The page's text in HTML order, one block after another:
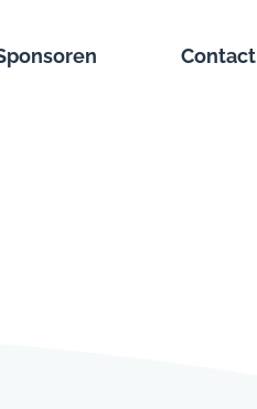
Contact